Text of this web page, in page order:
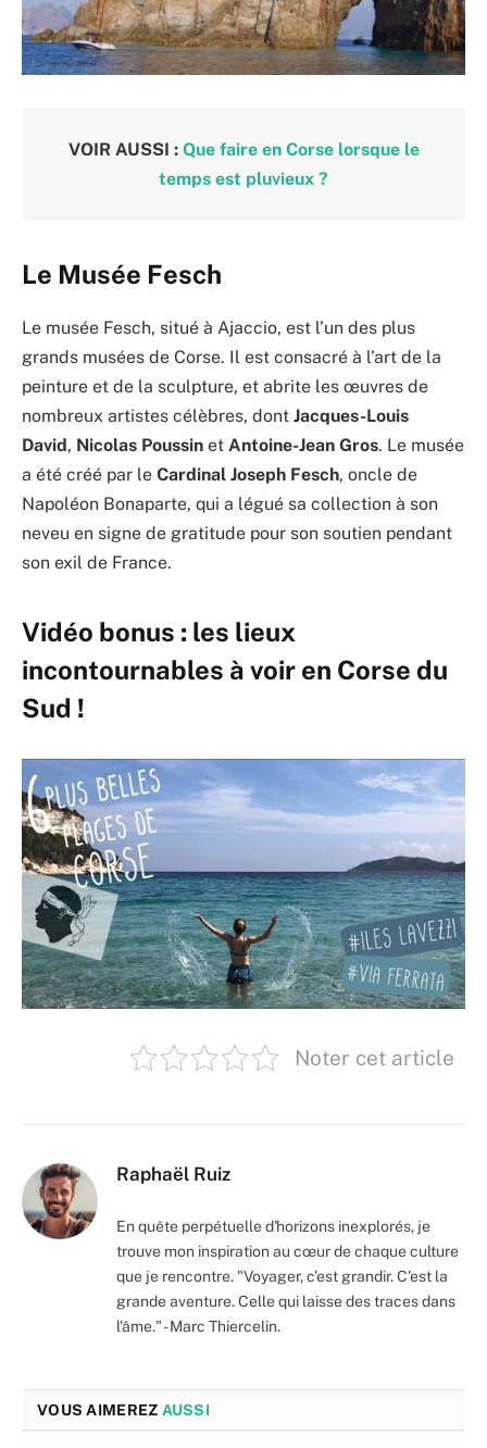
VOIR AUSSI : Que faire en Corse lorsque le
temps est pluvieux ?
Le Musée Fesch
Le musée Fesch, situé à Ajaccio, est l’un des plus
grands musées de Corse. Il est consacré à l’art de la
peinture et de la sculpture, et abrite les œuvres de
nombreux artistes célèbres, dont Jacques-Louis
David, Nicolas Poussin et Antoine-Jean Gros. Le musée
a été créé par le Cardinal Joseph Fesch, oncle de
Napoléon Bonaparte, qui a légué sa collection à son
neveu en signe de gratitude pour son soutien pendant
son exil de France.
Vidéo bonus : les lieux
incontournables à voir en Corse du
Sud !
Noter cet article
Raphaël Ruiz
En quête perpétuelle d'horizons inexplorés, je
trouve mon inspiration au cœur de chaque culture
que je rencontre. "Voyager, c’est grandir. C'est la
grande aventure. Celle qui laisse des traces dans
l'âme." - Marc Thiercelin.
VOUS AIMEREZ AUSSI